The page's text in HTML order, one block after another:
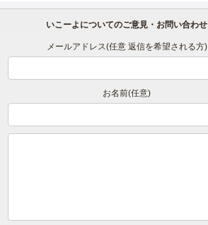
いこーよについてのご意見・お問い合わせ
メールアドレス(任意 返信を希望される方)
お名前(任意)